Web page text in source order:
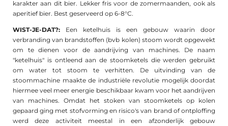
karakter aan dit bier. Lekker fris voor de zomermaanden, ook als
aperitief bier. Best geserveerd op 6-8°C.
WIST-JE-DAT?: Een ketelhuis is een gebouw waarin door
verbranding van brandstoffen (bvb kolen) stoom wordt opgewekt
om te dienen voor de aandrijving van machines. De naam
"ketelhuis" is ontleend aan de stoomketels die werden gebruikt
om water tot stoom te verhitten. De uitvinding van de
stoommachine maakte de industriële revolutie mogelijk doordat
hiermee veel meer energie beschikbaar kwam voor het aandrijven
van machines. Omdat het stoken van stoomketels op kolen
gepaard ging met stofvorming en risico's van brand of ontploffing
werd deze activiteit meestal in een afzonderlijk gebouw